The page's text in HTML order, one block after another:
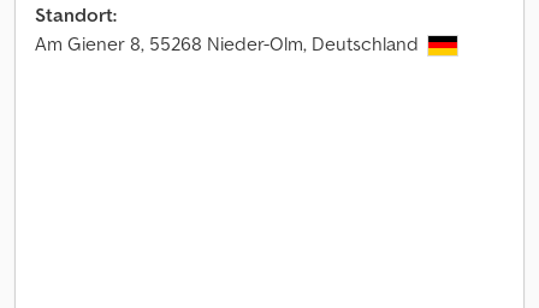
Standort:
Am Giener 8, 55268 Nieder-Olm, Deutschland